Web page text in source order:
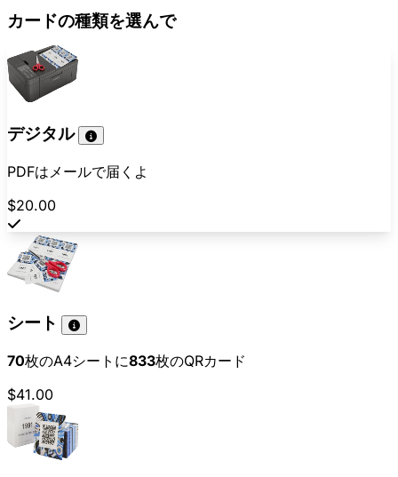
カードの種類を選んで
デジタル
PDFはメールで届くよ
$20.00
シート
70枚のA4シートに833枚のQRカード
$41.00